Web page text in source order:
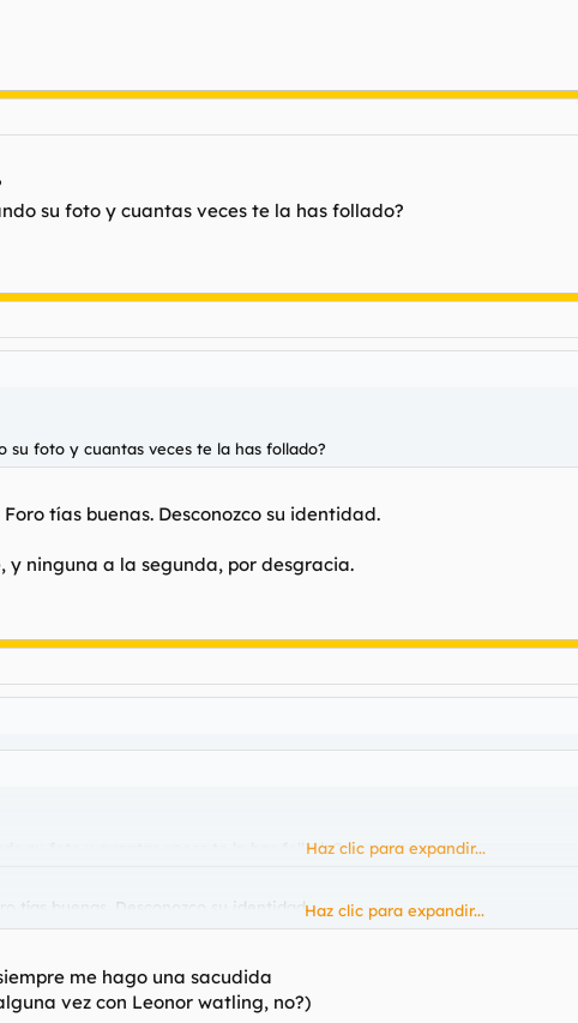
su foto y cuantas veces te la has follado?
su foto y cuantas veces te la has follado?
tías buenas. Desconozco su identidad.
y ninguna a la segunda, por desgracia.
su foto y cuantas veces te la has follado?Haz clic para expandir...
tías buenas. Desconozco su identidad.Haz clic para expandir...
me hago una sacudida
vez con Leonor watling, no?)